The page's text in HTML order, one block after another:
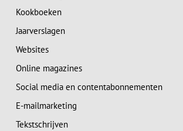
Kookboeken
Jaarverslagen
Websites
Online magazines
Social media en contentabonnementen
E-mailmarketing
Tekstschrijven